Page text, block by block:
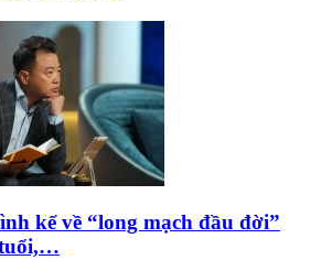
kể về “long mạch đầu đời”